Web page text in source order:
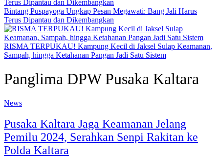
Bintang Puspayoga Ungkap Pesan Megawati: Bang Jali Harus
Terus Dipantau dan Dikembangkan
RISMA TERPUKAU! Kampung Kecil di Jaksel Sulap Keamanan,
Sampah, hingga Ketahanan Pangan Jadi Satu Sistem
Panglima DPW Pusaka Kaltara
News
Pusaka Kaltara Jaga Keamanan Jelang
Pemilu 2024, Serahkan Senpi Rakitan ke
Polda Kaltara